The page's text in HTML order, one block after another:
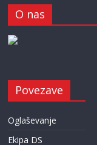
O nas
Povezave
Oglaševanje
Ekipa DS